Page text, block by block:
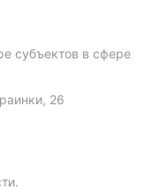
субъектов в сфере
26